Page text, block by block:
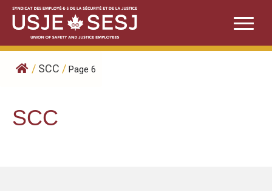
Skip
content
/ SCC / Page 6
SCC